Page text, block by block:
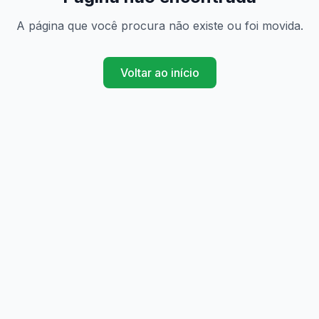
A página que você procura não existe ou foi movida.
Voltar ao início